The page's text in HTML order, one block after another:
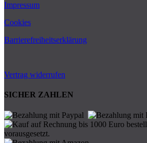
Impressum
Cookies
Barrierefreiheitserklärung
Vertrag widerrufen
SICHER ZAHLEN